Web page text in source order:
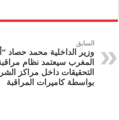
السابق
وزير الداخلية محمد حصاد
المغرب سيعتمد نظام
التحقيقات داخل مراكز
بواسطة كاميرات المراقبة